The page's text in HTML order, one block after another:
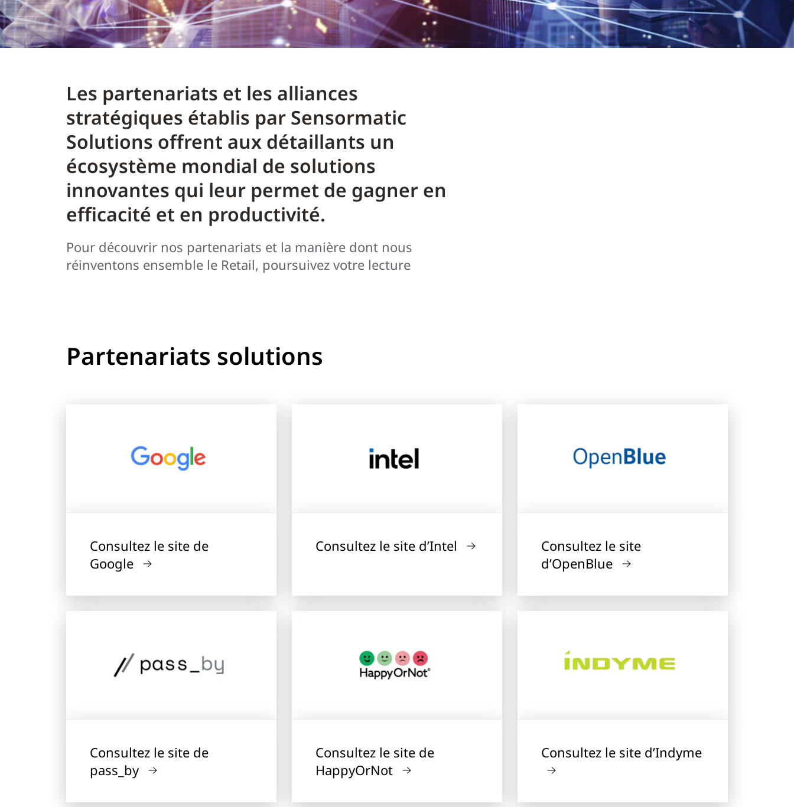
Les partenariats et les alliances
stratégiques établis par Sensormatic
Solutions offrent aux détaillants un
écosystème mondial de solutions
innovantes qui leur permet de gagner en
efficacité et en productivité.
Pour découvrir nos partenariats et la manière dont nous
réinventons ensemble le Retail, poursuivez votre lecture
Partenariats solutions
Consultez le site de
Google
Consultez le site d’Intel
Consultez le site
d’OpenBlue
Consultez le site de
pass_by
Consultez le site de
HappyOrNot
Consultez le site d’Indyme